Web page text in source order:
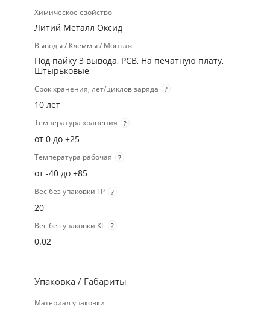
Химическое свойство
Литий Металл Оксид
Выводы / Клеммы / Монтаж
Под пайку 3 вывода, PCB, На печатную плату,
Штырьковые
Срок хранения, лет/циклов заряда ?
10 лет
Температура хранения ?
от 0 до +25
Температура рабочая ?
от -40 до +85
Вес без упаковки ГР ?
20
Вес без упаковки КГ ?
0.02
Упаковка / Габариты
Материал упаковки